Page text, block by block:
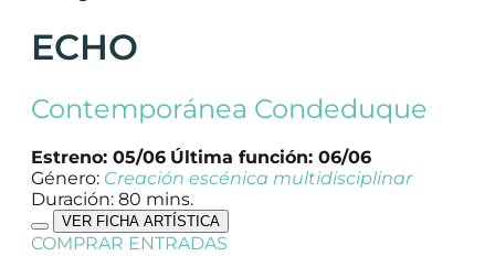
ECHO
Contemporánea Condeduque
Estreno: 05/06 Última función: 06/06
Género: Creación escénica multidisciplinar
Duración: 80 mins.
VER FICHA ARTÍSTICA
COMPRAR ENTRADAS